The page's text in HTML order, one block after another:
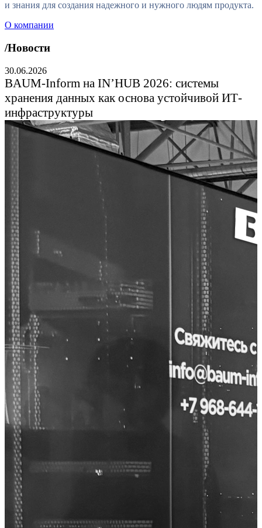
и знания для создания надежного и нужного людям продукта.
О компании
/Новости
30.06.2026
BAUM-Inform на IN’HUB 2026: системы
хранения данных как основа устойчивой ИТ-
инфраструктуры